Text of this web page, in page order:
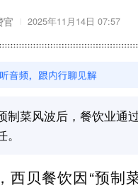
官 2025年11月14日 07:57
制菜风波后，餐饮业通
西贝餐饮因“预制